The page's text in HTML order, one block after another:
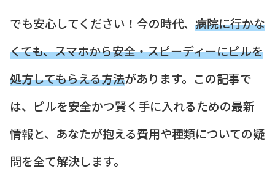
でも安心してください！今の時代、 病院に行かな
くても、スマホから安全・スピーディーにピルを
処方してもらえる方法があります。この記事で
は、ピルを安全かつ賢く手に入れるための最新
情報と、あなたが抱える費用や種類についての疑
問を全て解決します。